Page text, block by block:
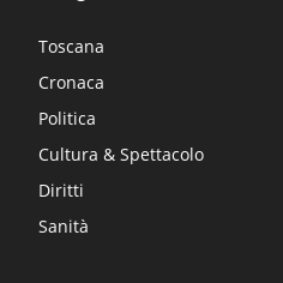
Toscana
Cronaca
Politica
Cultura & Spettacolo
Diritti
Sanità